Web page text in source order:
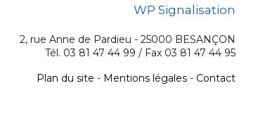
WP Signalisation
2, rue Anne de Pardieu - 25000 BESANÇON
Tél. 03 81 47 44 99 / Fax 03 81 47 44 95
Plan du site - Mentions légales - Contact